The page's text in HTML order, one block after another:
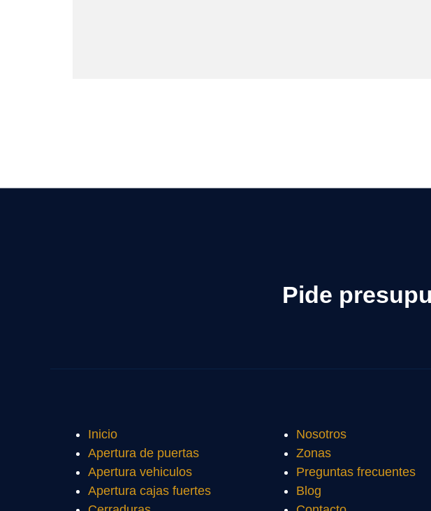
Pide
Inicio
Apertura de puertas
Apertura vehiculos
Apertura cajas fuertes
Nosotros
Zonas
Preguntas frecuentes
Blog